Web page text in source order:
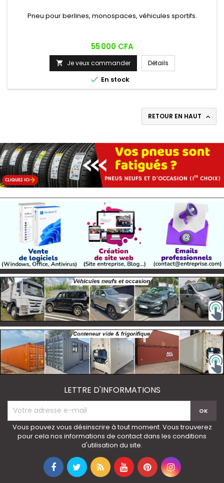
Pneu pour berlines, monospaces, véhicules sportifs.
Prix
55 000 CFA
 Je veux commander Détails
 En stock
RETOUR EN HAUT 
LETTRE D'INFORMATIONS
Vous pouvez vous désinscrire à tout moment. Vous trouverez
pour cela nos informations de contact dans les conditions
d'utilisation du site.